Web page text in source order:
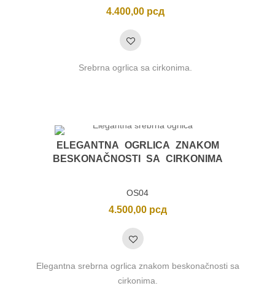
4.400,00 рсд
Srebrna ogrlica sa cirkonima.
ELEGANTNA OGRLICA ZNAKOM
BESKONAČNOSTI SA CIRKONIMA
OS04
4.500,00 рсд
Elegantna srebrna ogrlica znakom beskonačnosti sa
cirkonima.